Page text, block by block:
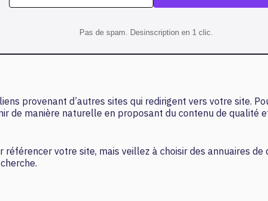
Pas de spam. Desinscription en 1 clic.
provenant d’autres sites qui redirigent vers votre site.
de manière naturelle en proposant du contenu de qualité
votre site, mais veillez à choisir des annuaires